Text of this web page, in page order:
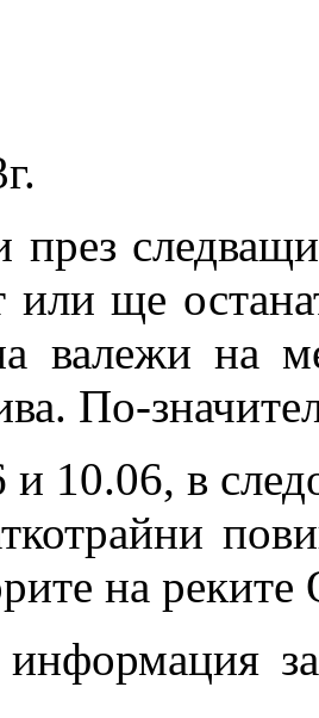
или ще
валежи на
По-
и 10.06, в
на